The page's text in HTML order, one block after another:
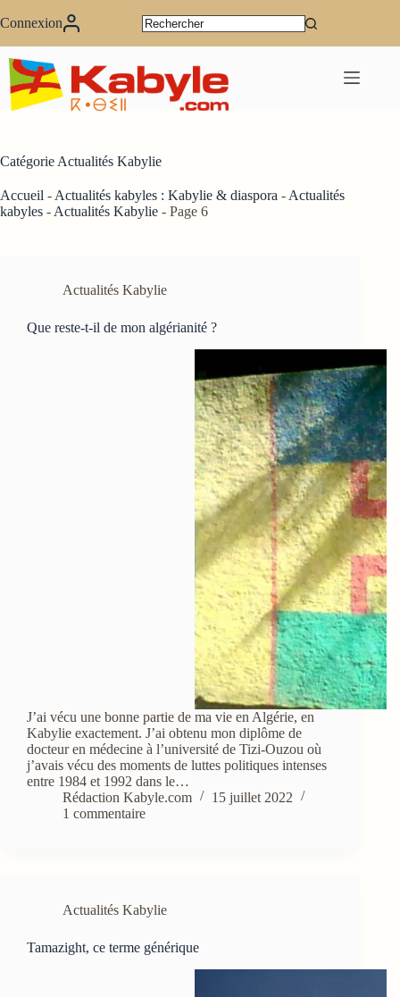
au
Connexion
Catégorie Actualités Kabylie
Accueil - Actualités kabyles : Kabylie & diaspora - Actualités
kabyles - Actualités Kabylie - Page 6
Actualités Kabylie
Que reste-t-il de mon algérianité ?
J’ai vécu une bonne partie de ma vie en Algérie, en
Kabylie exactement. J’ai obtenu mon diplôme de
docteur en médecine à l’université de Tizi-Ouzou où
j’avais vécu des moments de luttes politiques intenses
entre 1984 et 1992 dans le…
Rédaction Kabyle.com
15 juillet 2022
1 commentaire
Actualités Kabylie
Tamazight, ce terme générique